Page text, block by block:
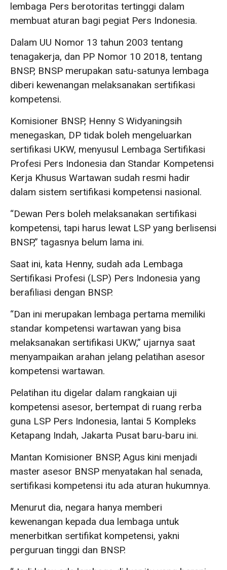
lembaga Pers berotoritas tertinggi dalam
membuat aturan bagi pegiat Pers Indonesia.
Dalam UU Nomor 13 tahun 2003 tentang
tenagakerja, dan PP Nomor 10 2018, tentang
BNSP, BNSP merupakan satu-satunya lembaga
diberi kewenangan melaksanakan sertifikasi
kompetensi.
Komisioner BNSP, Henny S Widyaningsih
menegaskan, DP tidak boleh mengeluarkan
sertifikasi UKW, menyusul Lembaga Sertifikasi
Profesi Pers Indonesia dan Standar Kompetensi
Kerja Khusus Wartawan sudah resmi hadir
dalam sistem sertifikasi kompetensi nasional.
“Dewan Pers boleh melaksanakan sertifikasi
kompetensi, tapi harus lewat LSP yang berlisensi
BNSP,” tagasnya belum lama ini.
Saat ini, kata Henny, sudah ada Lembaga
Sertifikasi Profesi (LSP) Pers Indonesia yang
berafiliasi dengan BNSP.
“Dan ini merupakan lembaga pertama memiliki
standar kompetensi wartawan yang bisa
melaksanakan sertifikasi UKW,” ujarnya saat
menyampaikan arahan jelang pelatihan asesor
kompetensi wartawan.
Pelatihan itu digelar dalam rangkaian uji
kompetensi asesor, bertempat di ruang rerba
guna LSP Pers Indonesia, lantai 5 Kompleks
Ketapang Indah, Jakarta Pusat baru-baru ini.
Mantan Komisioner BNSP, Agus kini menjadi
master asesor BNSP menyatakan hal senada,
sertifikasi kompetensi itu ada aturan hukumnya.
Menurut dia, negara hanya memberi
kewenangan kepada dua lembaga untuk
menerbitkan sertifikat kompetensi, yakni
perguruan tinggi dan BNSP.